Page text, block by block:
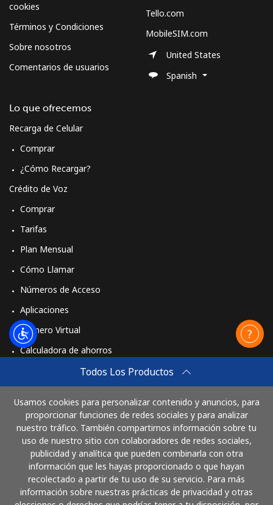
Todos Los Productos
Usamos cookies para personalizar contenido y anuncios, para
proporcionar funciones de redes sociales y para analizar
nuestro tráfico. También compartimos información sobre tu
uso de nuestro sitio con colaboradores de redes sociales,
publicidad y analítica que pueden combinarla con otra
información que les hayas proporcionado o que hayan
recolectado a partir de tu uso de su servicio. Para más
información sobre nuestras prácticas de privacidad y otras
cookies
Términos y Condiciones
Sobre nosotros
Comentarios de usuarios
Lo que ofrecemos
Recarga de Celular
Comprar
¿Cómo Recargar?
Crédito de Voz
Comprar
Tarifas
Plan Mensual
Cómo Llamar
Números de Acceso
Aplicaciones
Número Virtual
Calculadora de ahorros
Cómo funciona
Tello.com
MobileSIM.com
United States
Spanish
Paga con